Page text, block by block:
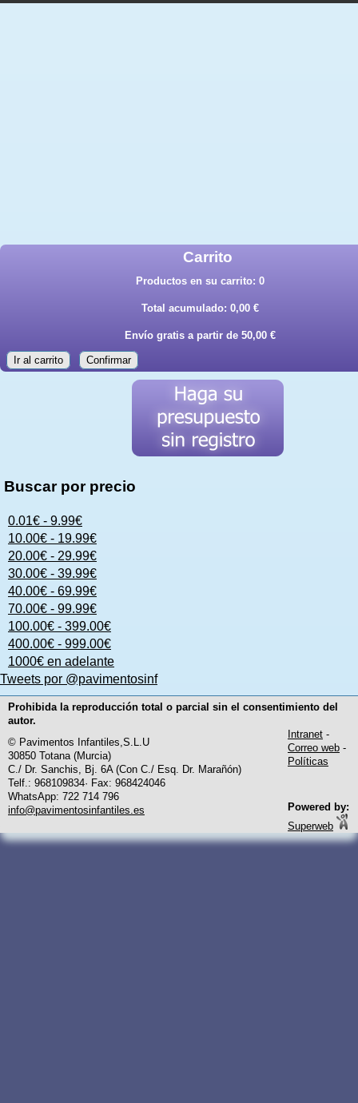
Carrito
Productos en su carrito: 0
Total acumulado: 0,00 €
Envío gratis a partir de 50,00 €
Ir al carrito Confirmar
Buscar por precio
0.01€ - 9.99€
10.00€ - 19.99€
20.00€ - 29.99€
30.00€ - 39.99€
40.00€ - 69.99€
70.00€ - 99.99€
100.00€ - 399.00€
400.00€ - 999.00€
1000€ en adelante
Tweets por @pavimentosinf
Prohibida la reproducción total o parcial sin el consentimiento del
autor.
© Pavimentos Infantiles,S.L.U
30850 Totana (Murcia)
C./ Dr. Sanchis, Bj. 6A (Con C./ Esq. Dr. Marañón)
Telf.: 968109834· Fax: 968424046
WhatsApp: 722 714 796
info@pavimentosinfantiles.es
Intranet -
Correo web -
Políticas
Powered by:
Superweb